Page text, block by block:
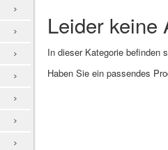
Leider keine
In dieser Kategorie befinden
Haben Sie ein passendes